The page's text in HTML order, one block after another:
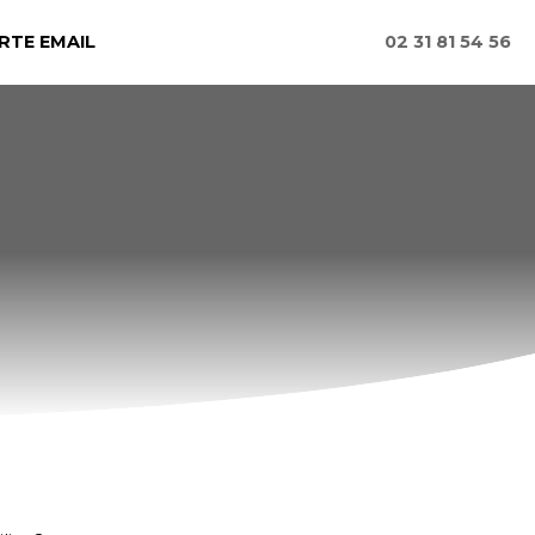
EMAIL 02 31 81 54 56